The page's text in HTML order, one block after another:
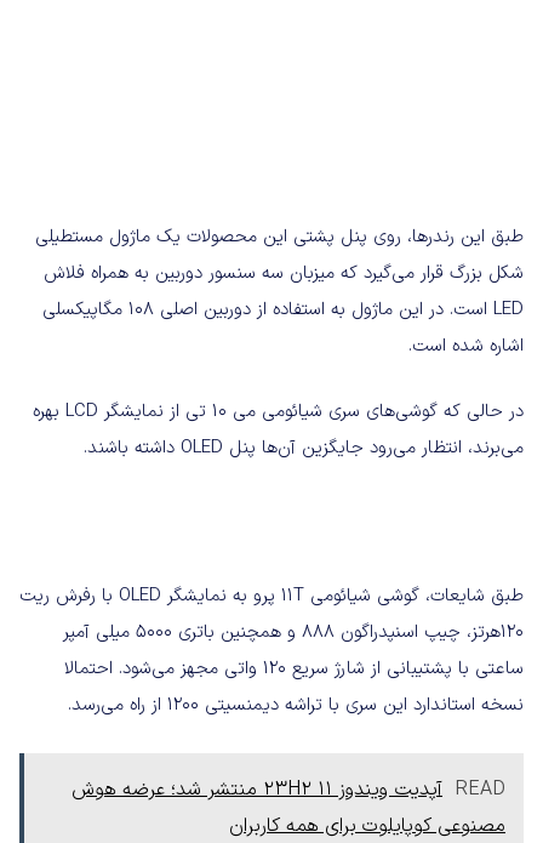
طبق این رندرها، روی پنل پشتی این محصولات یک ماژول مستطیلی
شکل بزرگ قرار می‌گیرد که میزبان سه سنسور دوربین به همراه فلاش
LED است. در این ماژول به استفاده از دوربین اصلی ۱۰۸ مگاپیکسلی
اشاره شده است.
در حالی که گوشی‌های سری شیائومی می ۱۰ تی از نمایشگر LCD بهره
می‌برند، انتظار می‌رود جایگزین آن‌ها پنل OLED داشته باشند.
طبق شایعات، گوشی شیائومی 11T پرو به نمایشگر OLED با رفرش ریت
۱۲۰هرتز، چیپ اسنپدراگون ۸۸۸ و همچنین باتری ۵۰۰۰ میلی آمپر
ساعتی با پشتیبانی از شارژ سریع ۱۲۰ واتی مجهز می‌شود. احتمالا
نسخه استاندارد این سری با تراشه دیمنسیتی ۱۲۰۰ از راه می‌رسد.
READ
آپدیت ویندوز 11 23H2 منتشر شد؛ عرضه هوش
مصنوعی کوپایلوت برای همه کاربران